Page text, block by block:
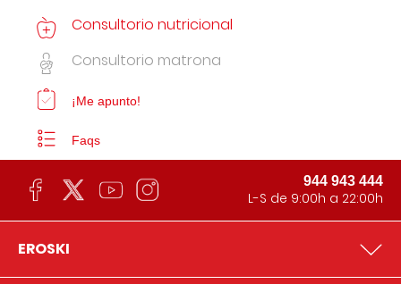
Consultorio nutricional
Consultorio matrona
¡Me apunto!
Faqs
944 943 444
L-S de 9:00h a 22:00h
EROSKI